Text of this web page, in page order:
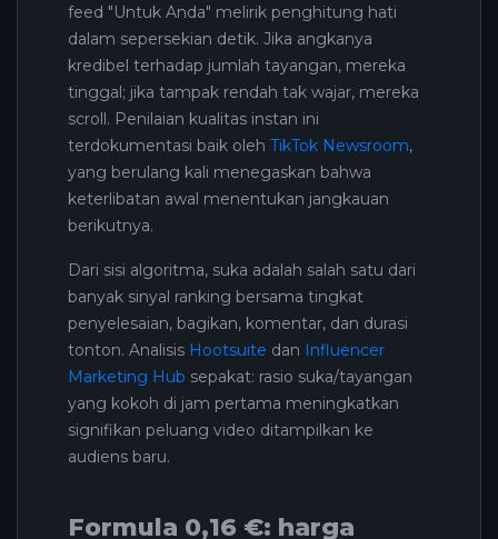
feed "Untuk Anda" melirik penghitung hati
dalam sepersekian detik. Jika angkanya
kredibel terhadap jumlah tayangan, mereka
tinggal; jika tampak rendah tak wajar, mereka
scroll. Penilaian kualitas instan ini
terdokumentasi baik oleh TikTok Newsroom,
yang berulang kali menegaskan bahwa
keterlibatan awal menentukan jangkauan
berikutnya.
Dari sisi algoritma, suka adalah salah satu dari
banyak sinyal ranking bersama tingkat
penyelesaian, bagikan, komentar, dan durasi
tonton. Analisis Hootsuite dan Influencer
Marketing Hub sepakat: rasio suka/tayangan
yang kokoh di jam pertama meningkatkan
signifikan peluang video ditampilkan ke
audiens baru.
Formula 0,16 €: harga